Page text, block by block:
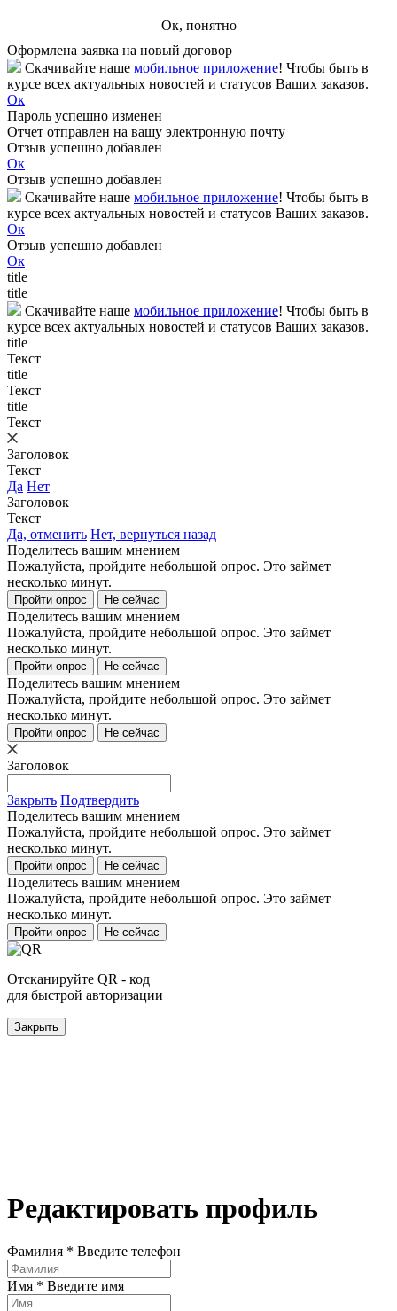
Ок, понятно
Оформлена заявка на новый договор
Скачивайте наше мобильное приложение! Чтобы быть в
курсе всех актуальных новостей и статусов Ваших заказов.
Ок
Пароль успешно изменен
Отчет отправлен на вашу электронную почту
Отзыв успешно добавлен
Ок
Отзыв успешно добавлен
Скачивайте наше мобильное приложение! Чтобы быть в
курсе всех актуальных новостей и статусов Ваших заказов.
Ок
Отзыв успешно добавлен
Ок
title
title
Скачивайте наше мобильное приложение! Чтобы быть в
курсе всех актуальных новостей и статусов Ваших заказов.
title
Текст
title
Текст
title
Текст
Заголовок
Текст
Да Нет
Заголовок
Текст
Да, отменить Нет, вернуться назад
Поделитесь вашим мнением
Пожалуйста, пройдите небольшой опрос. Это займет
несколько минут.
Пройти опрос Не сейчас
Поделитесь вашим мнением
Пожалуйста, пройдите небольшой опрос. Это займет
несколько минут.
Пройти опрос Не сейчас
Поделитесь вашим мнением
Пожалуйста, пройдите небольшой опрос. Это займет
несколько минут.
Пройти опрос Не сейчас
Заголовок
Закрыть Подтвердить
Поделитесь вашим мнением
Пожалуйста, пройдите небольшой опрос. Это займет
несколько минут.
Пройти опрос Не сейчас
Поделитесь вашим мнением
Пожалуйста, пройдите небольшой опрос. Это займет
несколько минут.
Пройти опрос Не сейчас
Отсканируйте QR - код
для быстрой авторизации
Закрыть
Редактировать профиль
Фамилия * Введите телефон
Имя * Введите имя